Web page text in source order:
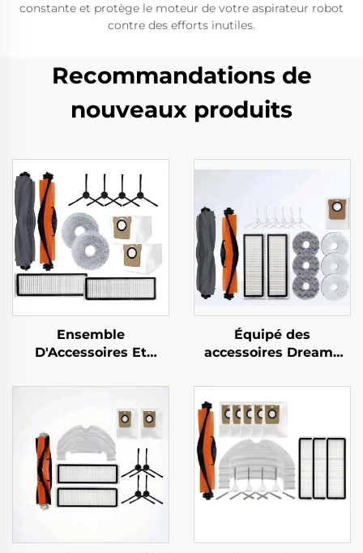
constante et protège le moteur de votre aspirateur robot
contre des efforts inutiles.
Recommandations de
nouveaux produits
Ensemble
D'Accessoires Et
Le Robot Aspirateur
Dreame L20 Ultra
Équipé des
accessoires Dreame
à rouleaux, Écran de
filtre, Tissu, Sac à
poussière et
consommables, Type
universel